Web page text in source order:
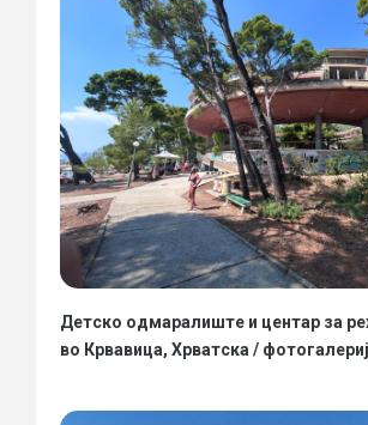
Детско одмаралиште и центар за
во Крвавица, Хрватска /